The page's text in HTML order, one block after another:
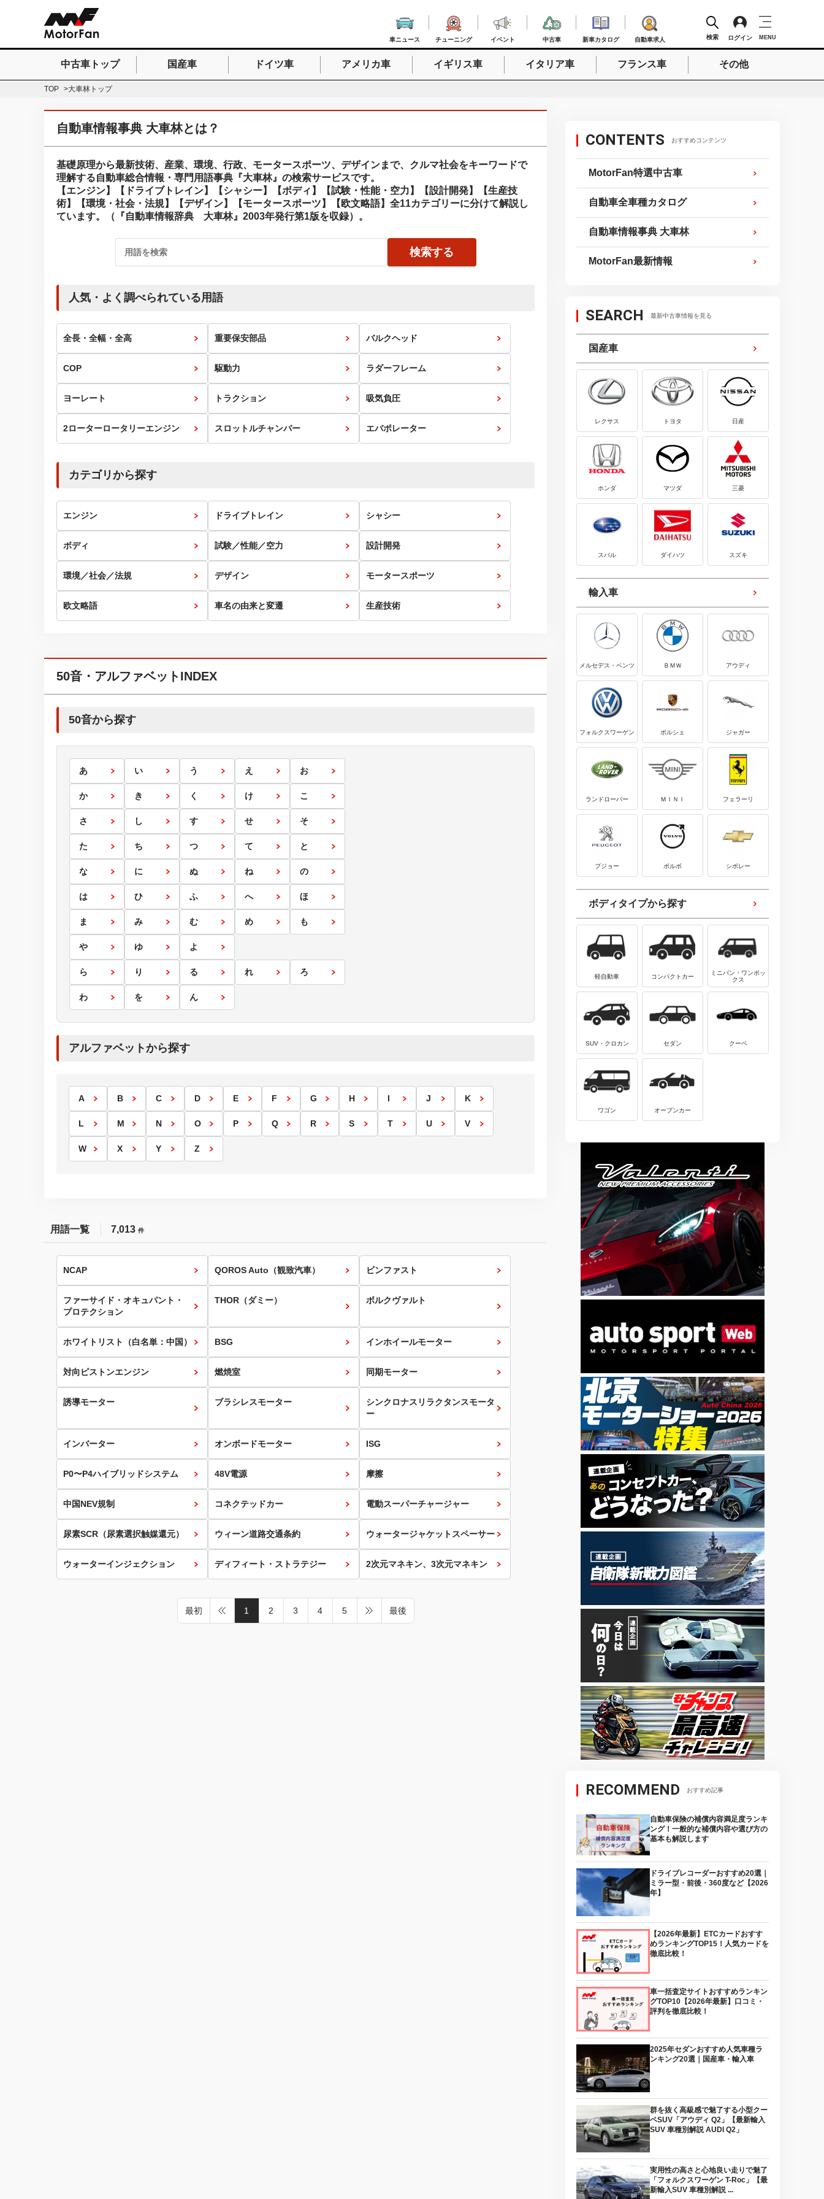
車ニュース チューニング イベント 中古車 新車カタログ 自動車求人 検索 ログイン MENU
検索したいキーワードを入力
中古車トップ 国産車 ドイツ車 アメリカ車 イギリス車 イタリア車 フランス車 その他
TOP 大車林トップ
自動車情報事典 大車林とは？
基礎原理から最新技術、産業、環境、行政、モータースポーツ、デザインまで、クルマ社会をキーワードで
理解する自動車総合情報・専門用語事典『大車林』の検索サービスです。
【エンジン】【ドライブトレイン】【シャシー】【ボディ】【試験・性能・空力】【設計開発】【生産技
術】【環境・社会・法規】【デザイン】【モータースポーツ】【欧文略語】全11カテゴリーに分けて解説し
ています。（『自動車情報辞典 大車林』2003年発行第1版を収録）。
検索する
人気・よく調べられている用語
全長・全幅・全高 重要保安部品 バルクヘッド
COP 駆動力 ラダーフレーム
ヨーレート トラクション 吸気負圧
2ローターロータリーエンジン スロットルチャンバー エバポレーター
カテゴリから探す
エンジン ドライブトレイン シャシー
ボディ 試験／性能／空力 設計開発
環境／社会／法規 デザイン モータースポーツ
欧文略語 車名の由来と変遷 生産技術
50音・アルファベットINDEX
50音から探す
あ い う え お
か き く け こ
さ し す せ そ
た ち つ て と
な に ぬ ね の
は ひ ふ へ ほ
ま み む め も
や ゆ よ
ら り る れ ろ
わ を ん
アルファベットから探す
A B C D E F G H I J K
L M N O P Q R S T U V
W X Y Z
用語一覧 7,013 件
NCAP QOROS Auto（観致汽車） ビンファスト
ファーサイド・オキュパント・
プロテクション
THOR（ダミー） ボルクヴァルト
ホワイトリスト（白名単：中国） BSG インホイールモーター
対向ピストンエンジン 燃焼室 同期モーター
誘導モーター ブラシレスモーター
シンクロナスリラクタンスモータ
ー
インバーター オンボードモーター ISG
P0〜P4ハイブリッドシステム 48V電源 摩擦
中国NEV規制 コネクテッドカー 電動スーパーチャージャー
尿素SCR（尿素選択触媒還元） ウィーン道路交通条約 ウォータージャケットスペーサー
ウォーターインジェクション ディフィート・ストラテジー 2次元マネキン、3次元マネキン
最初 1 2 3 4 5 最後
CONTENTS おすすめコンテンツ
MotorFan特選中古車
自動車全車種カタログ
自動車情報事典 大車林
MotorFan最新情報
SEARCH 最新中古車情報を見る
国産車
レクサス トヨタ 日産
ホンダ マツダ 三菱
スバル ダイハツ スズキ
輸入車
メルセデス・ベンツ ＢＭＷ アウディ
フォルクスワーゲン ポルシェ ジャガー
ランドローバー ＭＩＮＩ フェラーリ
プジョー ボルボ シボレー
ボディタイプから探す
軽自動車 コンパクトカー
ミニバン・ワンボッ
クス
SUV・クロカン セダン クーペ
ワゴン オープンカー
RECOMMEND おすすめ記事
自動車保険の補償内容満足度ランキ
ング！一般的な補償内容や選び方の
基本も解説します
ドライブレコーダーおすすめ20選｜
ミラー型・前後・360度など【2026
年】
【2026年最新】ETCカードおすす
めランキングTOP15！人気カードを
徹底比較！
車一括査定サイトおすすめランキン
グTOP10【2026年最新】口コミ・
評判を徹底比較！
2025年セダンおすすめ人気車種ラ
ンキング20選｜国産車・輸入車
群を抜く高級感で魅了する小型クー
ペSUV「アウディ Q2」【最新輸入
SUV 車種別解説 AUDI Q2」
実用性の高さと心地良い走りで魅了
「フォルクスワーゲン T-Roc」【最
新輸入SUV 車種別解説 ...